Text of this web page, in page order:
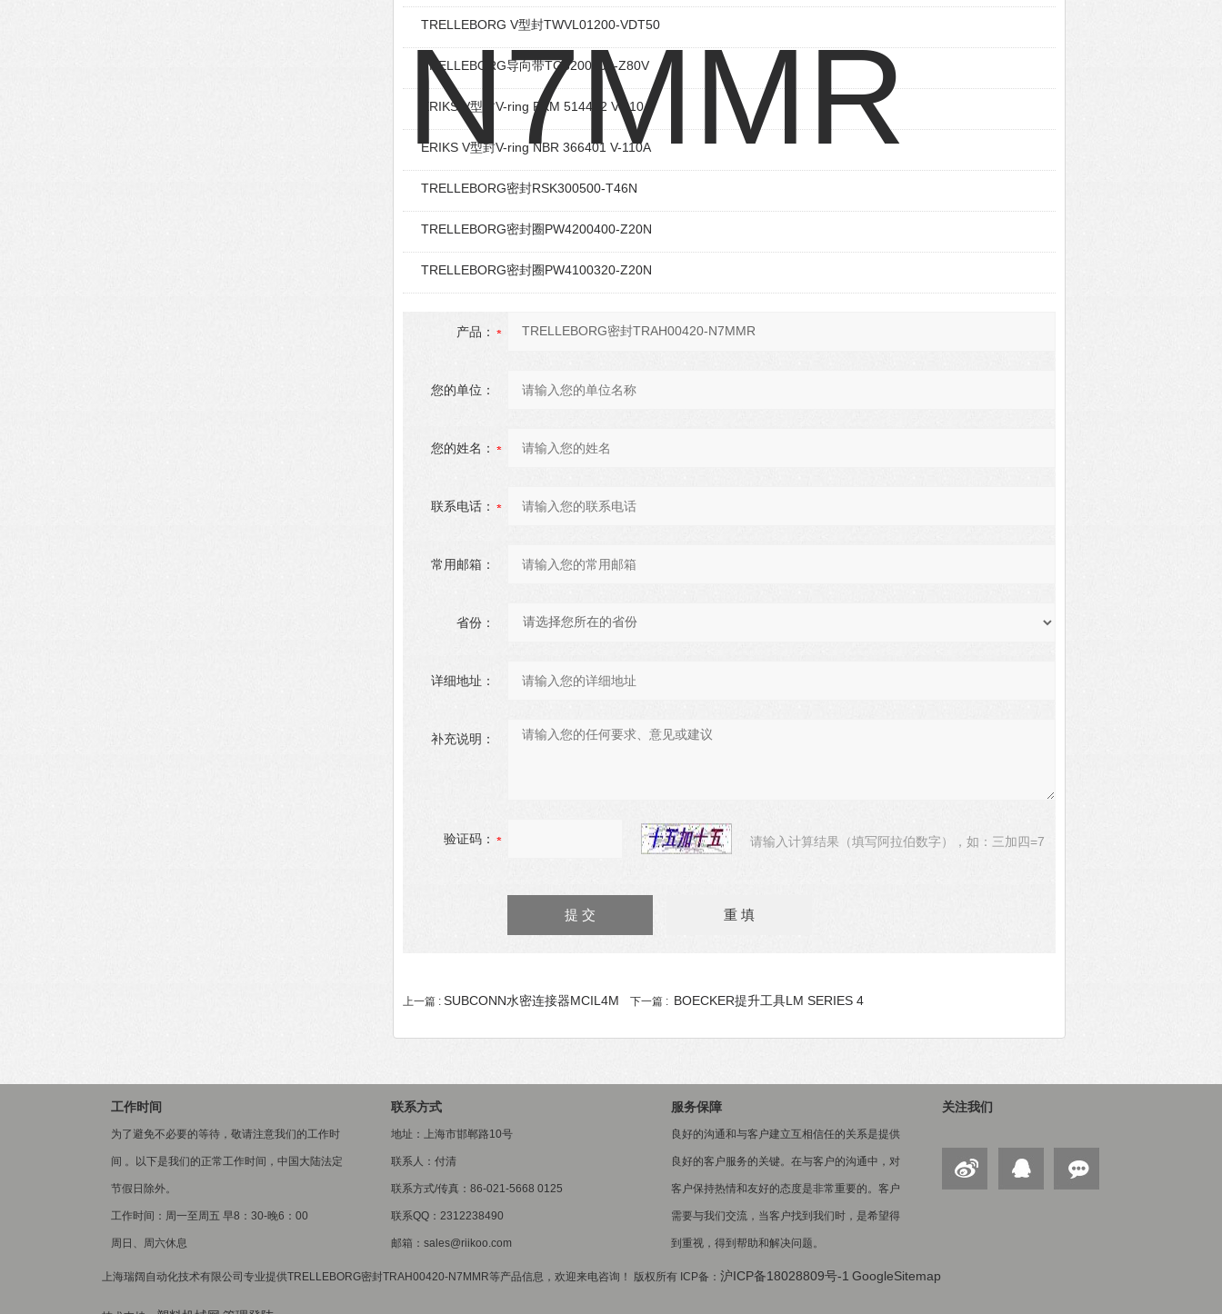
TRELLEBORG V型封TWVL01200-VDT50
TRELLEBORG导向带TG5200500-Z80V
ERIKS V型封V-ring FKM 514402 V-110A
ERIKS V型封V-ring NBR 366401 V-110A
TRELLEBORG密封RSK300500-T46N
TRELLEBORG密封圈PW4200400-Z20N
TRELLEBORG密封圈PW4100320-Z20N
产品：
您的单位：
您的姓名：
联系电话：
常用邮箱：
省份：
详细地址：
补充说明：
验证码： 请输入计算结果（填写阿拉伯数字），如：三加四=7
上一篇 : SUBCONN水密连接器MCIL4M 下一篇 : BOECKER提升工具LM SERIES 4
工作时间
为了避免不必要的等待，敬请注意我们的工作时
间 。以下是我们的正常工作时间，中国大陆法定
节假日除外。
工作时间：周一至周五 早8：30-晚6：00
周日、周六休息
联系方式
地址：上海市邯郸路10号
联系人：付清
联系方式/传真：86-021-5668 0125
联系QQ：2312238490
邮箱：sales@riikoo.com
服务保障
良好的沟通和与客户建立互相信任的关系是提供
良好的客户服务的关键。在与客户的沟通中，对
客户保持热情和友好的态度是非常重要的。客户
需要与我们交流，当客户找到我们时，是希望得
到重视，得到帮助和解决问题。
关注我们
上海瑞阔自动化技术有限公司专业提供TRELLEBORG密封TRAH00420-N7MMR等产品信息，欢迎来电咨询！ 版权所有 ICP备： 沪ICP备18028809号-1 GoogleSitemap